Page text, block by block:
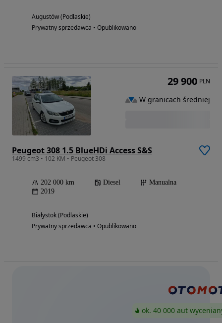
Augustów (Podlaskie)
Prywatny sprzedawca • Opublikowano
Peugeot 308 1.5 BlueHDi Access S&S
1499 cm3 • 102 KM • Peugeot 308
202 000 km Diesel
Manualna
2019
Białystok (Podlaskie)
Prywatny sprzedawca • Opublikowano
29 900 PLN
W granicach średniej
ok. 40 000 aut